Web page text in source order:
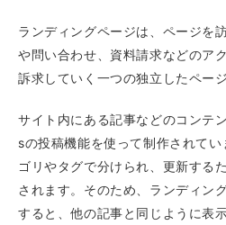
ランディングページは、ページを
や問い合わせ、資料請求などのア
訴求していく一つの独立したページ
サイト内にある記事などのコンテ
sの投稿機能を使って制作されて
ゴリやタグで分けられ、更新する
されます。そのため、ランディン
すると、他の記事と同じように表